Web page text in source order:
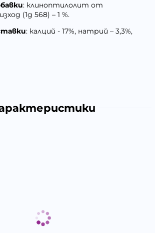
: клиноптилолит от
(1g 568) – 1 %.
: калций - 17%, натрий – 3,3%,